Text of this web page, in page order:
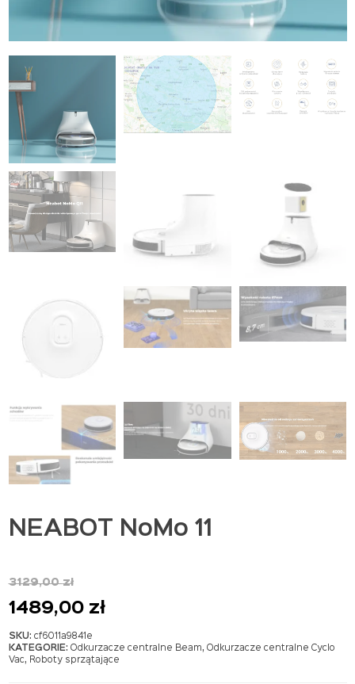
NEABOT NoMo 11
3129,00zł
Pierwotna
cena
wynosiła:
1489,00 złAktualna
wynosi:
SKU: cf6011a9841e
KATEGORIE: Odkurzacze centralne Beam, Odkurzacze centralne Cyclo
Vac, Roboty sprzątające